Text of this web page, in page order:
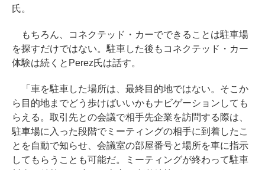
氏。
もちろん、コネクテッド・カーでできることは駐車場
を探すだけではない。駐車した後もコネクテッド・カー
体験は続くとPerez氏は話す。
「車を駐車した場所は、最終目的地ではない。そこか
ら目的地までどう歩けばいいかもナビゲーションしても
らえる。取引先との会議で相手先企業を訪問する際は、
駐車場に入った段階でミーティングの相手に到着したこ
とを自動で知らせ、会議室の部屋番号と場所を車に指示
してもらうことも可能だ。ミーティングが終わって駐車